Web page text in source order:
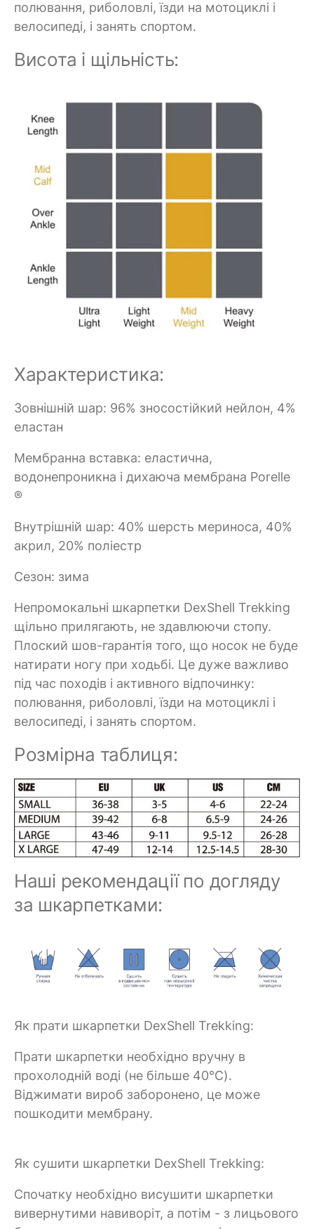
полювання, риболовлі, їзди на мотоциклі і
велосипеді, і занять спортом.
Висота і щільність:
Характеристика:
Зовнішній шар: 96% зносостійкий нейлон, 4%
еластан
Мембранна вставка: еластична,
водонепроникна і дихаюча мембрана Porelle
®
Внутрішній шар: 40% шерсть мериноса, 40%
акрил, 20% поліестр
Сезон: зима
Непромокальні шкарпетки DexShell Trekking
щільно прилягають, не здавлюючи стопу.
Плоский шов-гарантія того, що носок не буде
натирати ногу при ходьбі. Це дуже важливо
під час походів і активного відпочинку:
полювання, риболовлі, їзди на мотоциклі і
велосипеді, і занять спортом.
Розмірна таблиця:
Наші рекомендації по догляду
за шкарпетками:
Як прати шкарпетки DexShell Trekking:
Прати шкарпетки необхідно вручну в
прохолодній воді (не більше 40°C).
Віджимати вироб заборонено, це може
пошкодити мембрану.
Як сушити шкарпетки DexShell Trekking:
Спочатку необхідно висушити шкарпетки
вивернутими навиворіт, а потім - з лицьового